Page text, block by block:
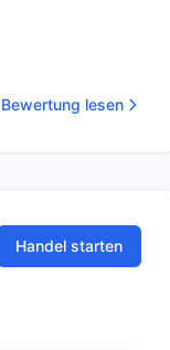
lesen
Handel starten